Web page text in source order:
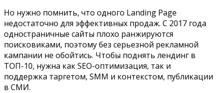
Но нужно помнить, что одного Landing Page
недостаточно для эффективных продаж. С 2017 года
одностраничные сайты плохо ранжируются
поисковиками, поэтому без серьезной рекламной
кампании не обойтись. Чтобы поднять лендинг в
ТОП-10, нужна как SEO-оптимизация, так и
поддержка таргетом, SMM и контекстом, публикации
в СМИ.